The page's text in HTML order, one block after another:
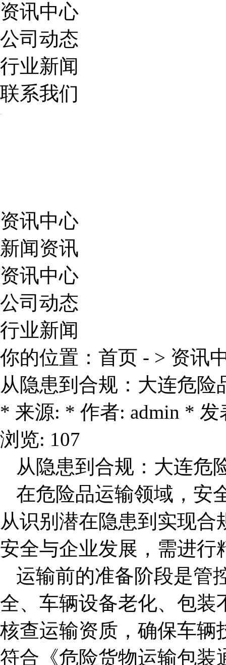
资讯中心
公司动态
行业新闻
联系我们
资讯中心
新闻资讯
资讯中心
公司动态
行业新闻
你的位置： 首页 - > 资讯
从隐患到合规：大连危
* 来源: * 作者: admin * 发
浏览: 107
从隐患到合规： 大连危
在危险品运输领域，安
从识别潜在隐患到实现
安全与企业发展，需进行
运输前的准备阶段是管
全、车辆设备老化、包装
核查运输资质，确保车辆
符合《危险货物运输包装